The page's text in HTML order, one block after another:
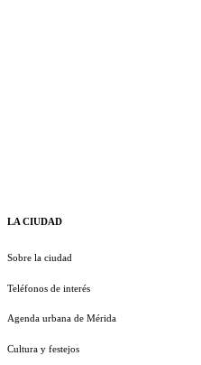
LA CIUDAD
Sobre la ciudad
Teléfonos de interés
Agenda urbana de Mérida
Cultura y festejos